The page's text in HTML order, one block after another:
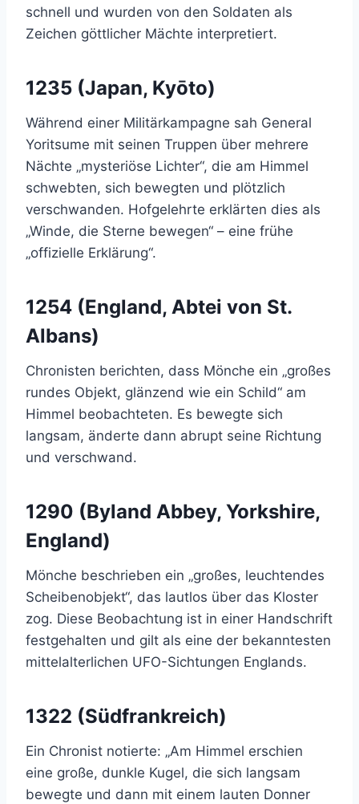
schnell und wurden von den Soldaten als
Zeichen göttlicher Mächte interpretiert.
1235 (Japan, Kyōto)
Während einer Militärkampagne sah General
Yoritsume mit seinen Truppen über mehrere
Nächte „mysteriöse Lichter“, die am Himmel
schwebten, sich bewegten und plötzlich
verschwanden. Hofgelehrte erklärten dies als
„Winde, die Sterne bewegen“ – eine frühe
„offizielle Erklärung“.
1254 (England, Abtei von St.
Albans)
Chronisten berichten, dass Mönche ein „großes
rundes Objekt, glänzend wie ein Schild“ am
Himmel beobachteten. Es bewegte sich
langsam, änderte dann abrupt seine Richtung
und verschwand.
1290 (Byland Abbey, Yorkshire,
England)
Mönche beschrieben ein „großes, leuchtendes
Scheibenobjekt“, das lautlos über das Kloster
zog. Diese Beobachtung ist in einer Handschrift
festgehalten und gilt als eine der bekanntesten
mittelalterlichen UFO-Sichtungen Englands.
1322 (Südfrankreich)
Ein Chronist notierte: „Am Himmel erschien
eine große, dunkle Kugel, die sich langsam
bewegte und dann mit einem lauten Donner